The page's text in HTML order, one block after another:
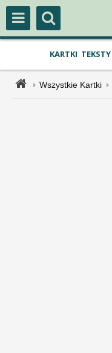
KARTKI TEKSTY
Wszystkie Kartki